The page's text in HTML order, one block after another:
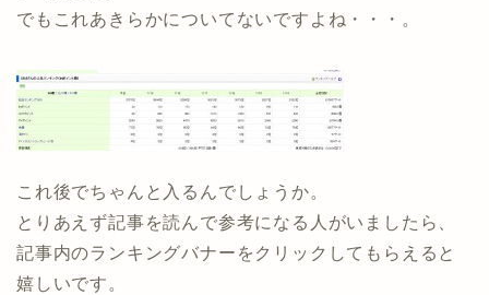
でもこれあきらかについてないですよね・・・。
これ後でちゃんと入るんでしょうか。
とりあえず記事を読んで参考になる人がいましたら、
記事内のランキングバナーをクリックしてもらえると
嬉しいです。